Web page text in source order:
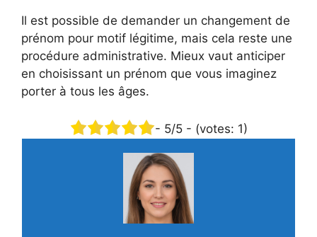
Il est possible de demander un changement de
prénom pour motif légitime, mais cela reste une
procédure administrative. Mieux vaut anticiper
en choisissant un prénom que vous imaginez
porter à tous les âges.
- 5/5 - (votes: 1)